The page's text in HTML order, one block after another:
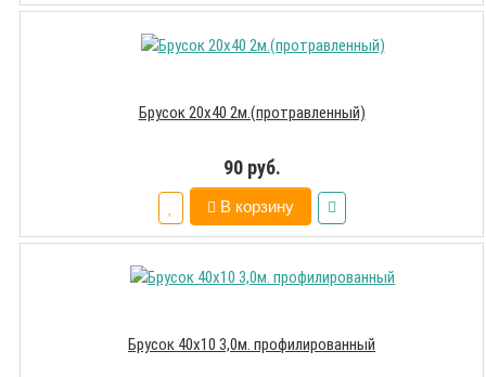
Брусок 20х40 2м.(протравленный)
90 руб.
В корзину
Брусок 40х10 3,0м. профилированный